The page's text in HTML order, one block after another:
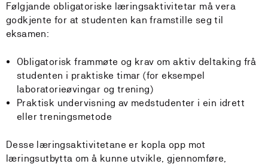
Følgjande obligatoriske læringsaktivitetar må vera
godkjente for at studenten kan framstille seg til
eksamen:
Obligatorisk frammøte og krav om aktiv deltaking frå
studenten i praktiske timar (for eksempel
laboratorieøvingar og trening)
Praktisk undervisning av medstudenter i ein idrett
eller treningsmetode
Desse læringsaktivitetane er kopla opp mot
læringsutbytta om å kunne utvikle, gjennomføre,